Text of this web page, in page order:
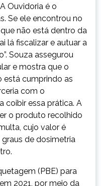
Ouvidoria é o
Se ele encontrou no
não está dentro da
lá fiscalizar e autuar a
Souza assegurou
e mostra que o
está cumprindo as
com o
coibir essa prática. A
o produto recolhido
cujo valor é
de dosimetria
(PBE) para
2021, por meio da